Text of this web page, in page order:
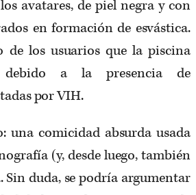
avatares, de piel negra y con
en formación de esvástica.
de los usuarios que la piscina
debido a la presencia de
por VIH.
una comicidad absurda usada
(y, desde luego, también
Sin duda, se podría argumentar